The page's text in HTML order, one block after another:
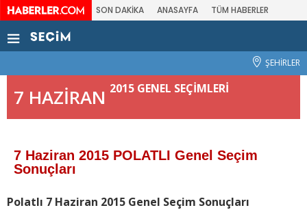
SON DAKİKA ANASAYFA TÜM HABERLER
ŞEHİRLER
7 HAZİRAN 2015 GENEL SEÇİMLERİ
7 Haziran 2015 POLATLI Genel Seçim
Sonuçları
Polatlı 7 Haziran 2015 Genel Seçim Sonuçları